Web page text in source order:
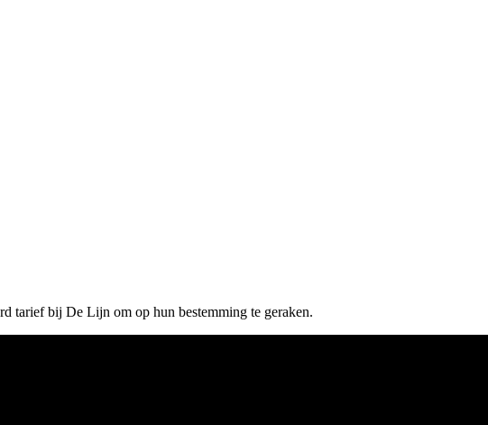
tarief bij De Lijn om op hun bestemming te geraken.